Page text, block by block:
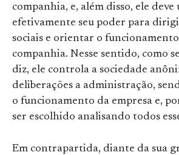
companhia, e, além disso, ele deve
efetivamente seu poder para
sociais e orientar o
companhia. Nesse sentido, como
diz, ele controla a sociedade
deliberações a administração,
o funcionamento da empresa e,
ser escolhido analisando todos
Em contrapartida, diante da sua